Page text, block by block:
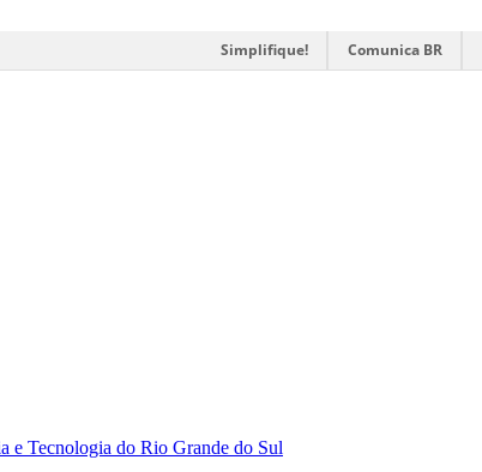
Simplifique! Comunica BR
e Tecnologia do Rio Grande do Sul